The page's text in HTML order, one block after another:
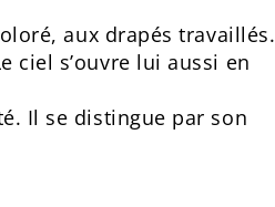
aux drapés travaillés.
ciel s’ouvre lui aussi en
Il se distingue par son